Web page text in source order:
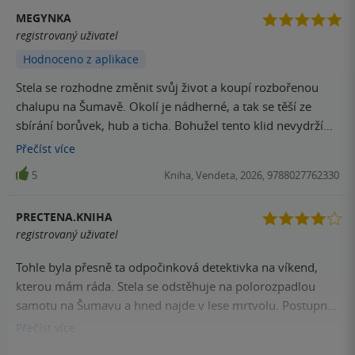
MEGYNKA
registrovaný uživatel
Hodnoceno z aplikace
Stela se rozhodne změnit svůj život a koupí rozbořenou
chalupu na Šumavě. Okolí je nádherné, a tak se těší ze
sbírání borůvek, hub a ticha. Bohužel tento klid nevydrží
dlouho. Chalupa je totiž opředena minulostí, která nehodlá
utichnout... . Tohle bylo TAK KRÁSNÝ! Kniha se moc pěkně
četla a postavy byly krásně vykresleny. Děj ubýhal pomalu
dravý a zajímavý a valil se přes všechna borůvčí jak nejlépe
dovedl. . Moc se mi líbila vykreslenost prostředí i
charaktery postav, nejvíce pak Dominik. Byl to zajímavý
pohled do duše. Nikdo se nechoval divně ani hloupě,
kapitoly byly příjemně krátké. Moc pěkný thriller.
Přečíst více
5 Kniha, Vendeta, 2026, 9788027762330
PRECTENA.KNIHA
registrovaný uživatel
Tohle byla přesně ta odpočinková detektivka na víkend,
kterou mám ráda. Stela se odstěhuje na polorozpadlou
samotu na Šumavu a hned najde v lese mrtvolu. Postupně
se seznamuje s lidmi z vesnice a zjišťuje, že v její chalupě
Přečíst